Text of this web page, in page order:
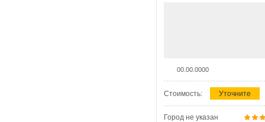
00.00.0000
Стоимость: Уточните
Город не указан